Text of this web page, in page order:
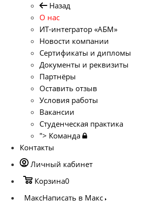
Назад
О нас
ИТ-интегратор «АБМ»
Новости компании
Сертификаты и дипломы
Документы и реквизиты
Партнёры
Оставить отзыв
Условия работы
Вакансии
Студенческая практика
"> Команда
Контакты
Личный кабинет
Корзина0
МаксНаписать в Макс